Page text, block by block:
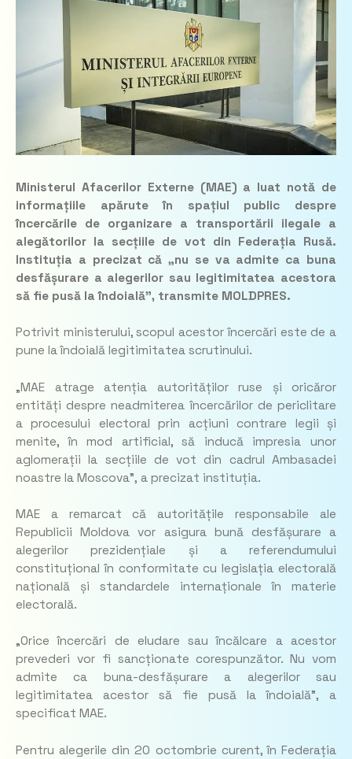
Ministerul Afacerilor Externe (MAE) a luat notă de
informațiile apărute în spațiul public despre
încercările de organizare a transportării ilegale a
alegătorilor la secțiile de vot din Federația Rusă.
Instituția a precizat că „nu se va admite ca buna
desfășurare a alegerilor sau legitimitatea acestora
să fie pusă la îndoială”, transmite MOLDPRES.
Potrivit ministerului, scopul acestor încercări este de a
pune la îndoială legitimitatea scrutinului.
„MAE atrage atenția autorităților ruse și oricăror
entități despre neadmiterea încercărilor de periclitare
a procesului electoral prin acțiuni contrare legii și
menite, în mod artificial, să inducă impresia unor
aglomerații la secțiile de vot din cadrul Ambasadei
noastre la Moscova”, a precizat instituția.
MAE a remarcat că autoritățile responsabile ale
Republicii Moldova vor asigura bună desfășurare a
alegerilor prezidențiale și a referendumului
constituțional în conformitate cu legislația electorală
națională și standardele internaționale în materie
electorală.
„Orice încercări de eludare sau încălcare a acestor
prevederi vor fi sancționate corespunzător. Nu vom
admite ca buna-desfășurare a alegerilor sau
legitimitatea acestor să fie pusă la îndoială”, a
specificat MAE.
Pentru alegerile din 20 octombrie curent, în Federația